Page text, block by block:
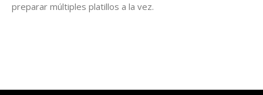
preparar múltiples platillos a la vez.